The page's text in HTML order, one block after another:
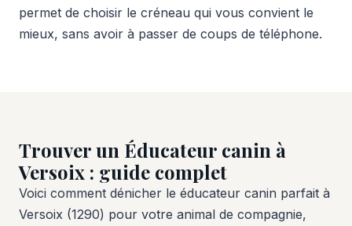
permet de choisir le créneau qui vous convient le
mieux, sans avoir à passer de coups de téléphone.
Trouver un Éducateur canin à
Versoix : guide complet
Voici comment dénicher le éducateur canin parfait à
Versoix (1290) pour votre animal de compagnie,